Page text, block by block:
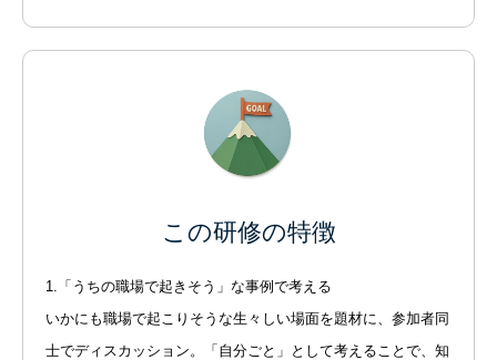
この研修の特徴
1.「うちの職場で起きそう」な事例で考える
いかにも職場で起こりそうな生々しい場面を題材に、参加者同
士でディスカッション。「自分ごと」として考えることで、知